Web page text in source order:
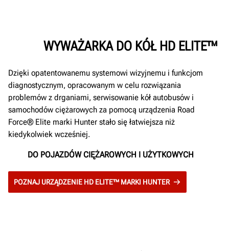
WYWAŻARKA DO KÓŁ HD ELITE™
Dzięki opatentowanemu systemowi wizyjnemu i funkcjom
diagnostycznym, opracowanym w celu rozwiązania
problemów z drganiami, serwisowanie kół autobusów i
samochodów ciężarowych za pomocą urządzenia Road
Force® Elite marki Hunter stało się łatwiejsza niż
kiedykolwiek wcześniej.
DO POJAZDÓW CIĘŻAROWYCH I UŻYTKOWYCH
POZNAJ URZĄDZENIE HD ELITE™ MARKI HUNTER